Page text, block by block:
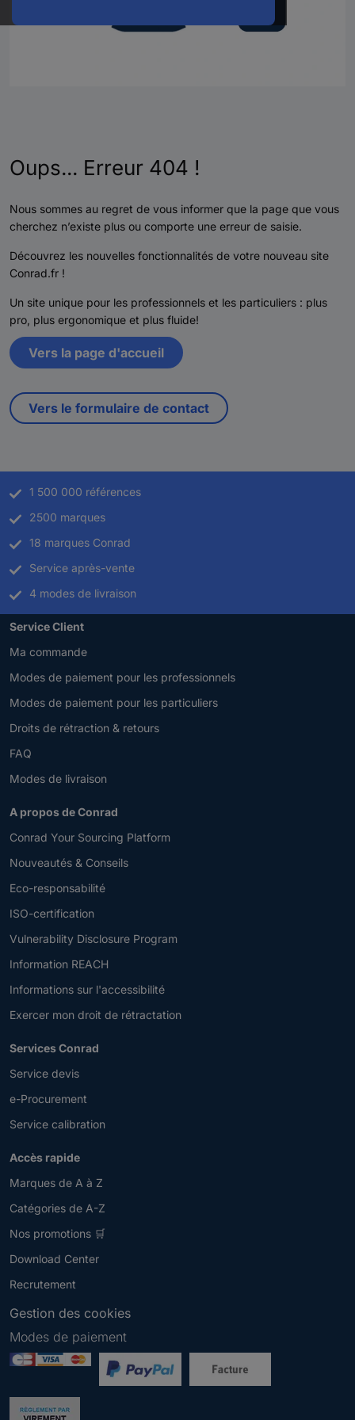
Oups... Erreur 404 !
Nous sommes au regret de vous informer que la page que vous
cherchez n’existe plus ou comporte une erreur de saisie.
Découvrez les nouvelles fonctionnalités de votre nouveau site
Conrad.fr !
Un site unique pour les professionnels et les particuliers : plus
pro, plus ergonomique et plus fluide!
Vers la page d'accueil
Vers le formulaire de contact
1 500 000 références
2500 marques
18 marques Conrad
Service après-vente
4 modes de livraison
Service Client
Ma commande
Modes de paiement pour les professionnels
Modes de paiement pour les particuliers
Droits de rétraction & retours
FAQ
Modes de livraison
A propos de Conrad
Conrad Your Sourcing Platform
Nouveautés & Conseils
Eco-responsabilité
ISO-certification
Vulnerability Disclosure Program
Information REACH
Informations sur l'accessibilité
Exercer mon droit de rétractation
Services Conrad
Service devis
e-Procurement
Service calibration
Accès rapide
Marques de A à Z
Catégories de A-Z
Nos promotions 🛒
Download Center
Recrutement
Gestion des cookies
Newsletter
e
Modes de paiement